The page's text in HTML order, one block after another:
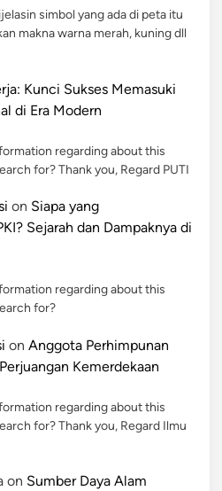
simbol yang ada di peta itu
makna warna merah, kuning dll
Kunci Sukses Memasuki
di Era Modern
regarding about this
for? Thank you, Regard PUTI
on Siapa yang
Sejarah dan Dampaknya di
regarding about this
for?
on Anggota Perhimpunan
Kemerdekaan
regarding about this
for? Thank you, Regard Ilmu
on Sumber Daya Alam